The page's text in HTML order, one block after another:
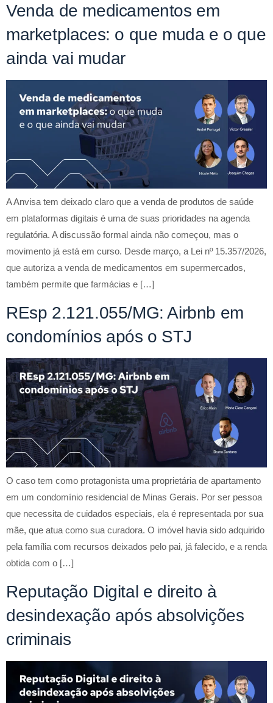
Venda de medicamentos em
marketplaces: o que muda e o que
ainda vai mudar
A Anvisa tem deixado claro que a venda de produtos de saúde
em plataformas digitais é uma de suas prioridades na agenda
regulatória. A discussão formal ainda não começou, mas o
movimento já está em curso. Desde março, a Lei nº 15.357/2026,
que autoriza a venda de medicamentos em supermercados,
também permite que farmácias e […]
REsp 2.121.055/MG: Airbnb em
condomínios após o STJ
O caso tem como protagonista uma proprietária de apartamento
em um condomínio residencial de Minas Gerais. Por ser pessoa
que necessita de cuidados especiais, ela é representada por sua
mãe, que atua como sua curadora. O imóvel havia sido adquirido
pela família com recursos deixados pelo pai, já falecido, e a renda
obtida com o […]
Reputação Digital e direito à
desindexação após absolvições
criminais